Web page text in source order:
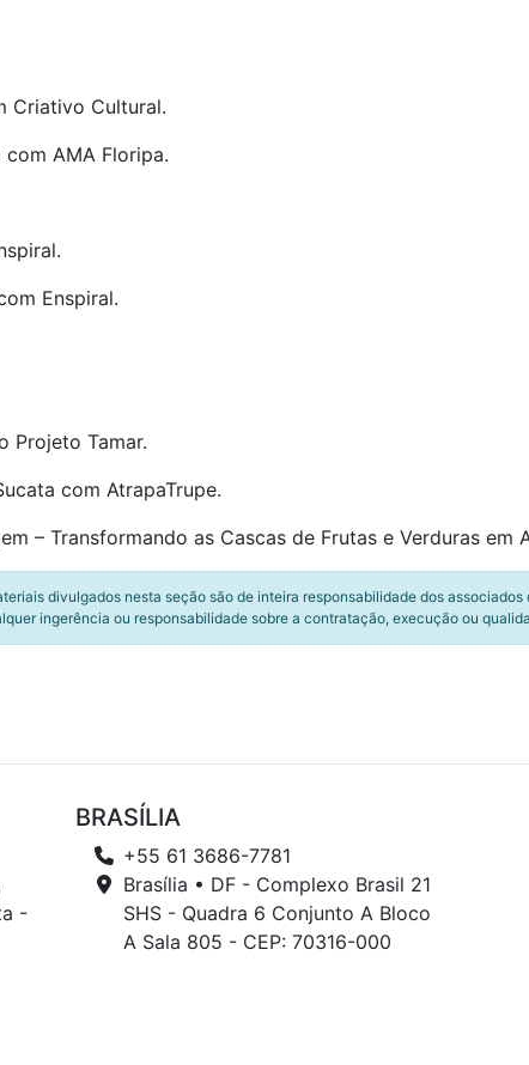
Criativo Cultural.
com AMA Floripa.
Enspiral.
Projeto Tamar.
com AtrapaTrupe.
– Transformando as Cascas de Frutas e Verduras
divulgados nesta seção são de inteira responsabilidade dos
ingerência ou responsabilidade sobre a contratação, execução ou
-
BRASÍLIA
+55 61 3686-7781
Brasília • DF - Complexo Brasil 21
SHS - Quadra 6 Conjunto A Bloco
A Sala 805 - CEP: 70316-000